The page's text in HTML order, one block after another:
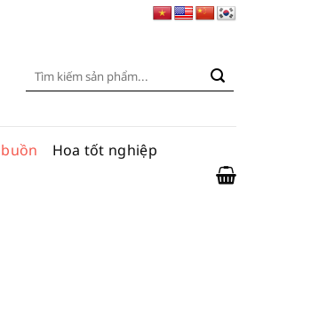
Tìm
Hoa tốt nghiệp